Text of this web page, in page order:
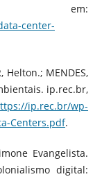
em:
center-
Helton.; MENDES,
ip.rec.br,
ip.rec.br/wp-
Centers.pdf.
Evangelista.
digital: